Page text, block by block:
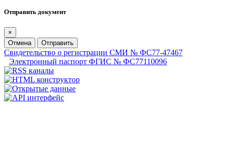
Отправить документ
×
Отмена
Отправить
Свидетельство о регистрации СМИ № ФС77-47467
Электронный паспорт ФГИС № ФС77110096